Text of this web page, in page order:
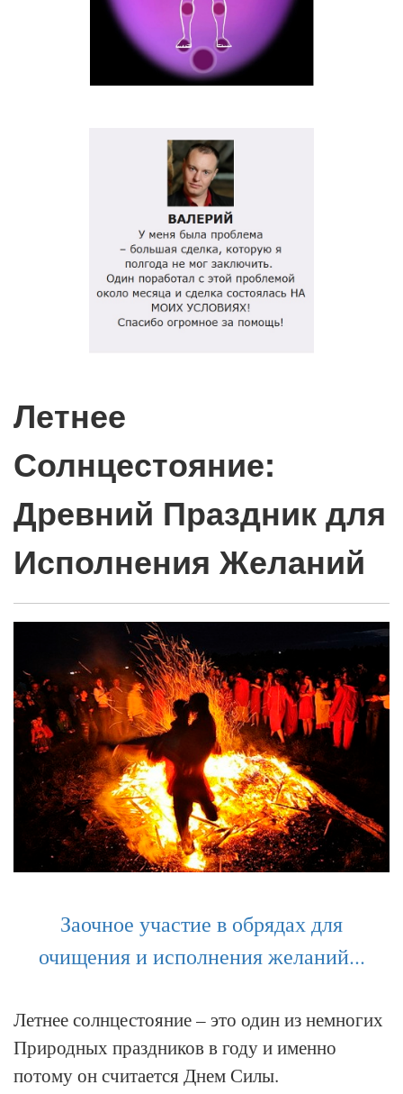
Летнее
Солнцестояние:
Древний Праздник для
Исполнения Желаний
Заочное участие в обрядах для
очищения и исполнения желаний...
Летнее солнцестояние – это один из немногих
Природных праздников в году и именно
потому он считается Днем Силы.